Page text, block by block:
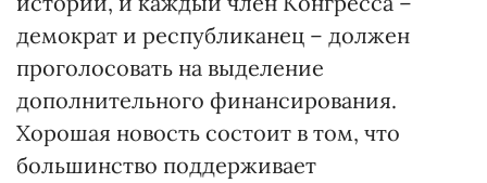
демократ и республиканец – должен
проголосовать на выделение
дополнительного финансирования.
Хорошая новость состоит в том, что
большинство поддерживает